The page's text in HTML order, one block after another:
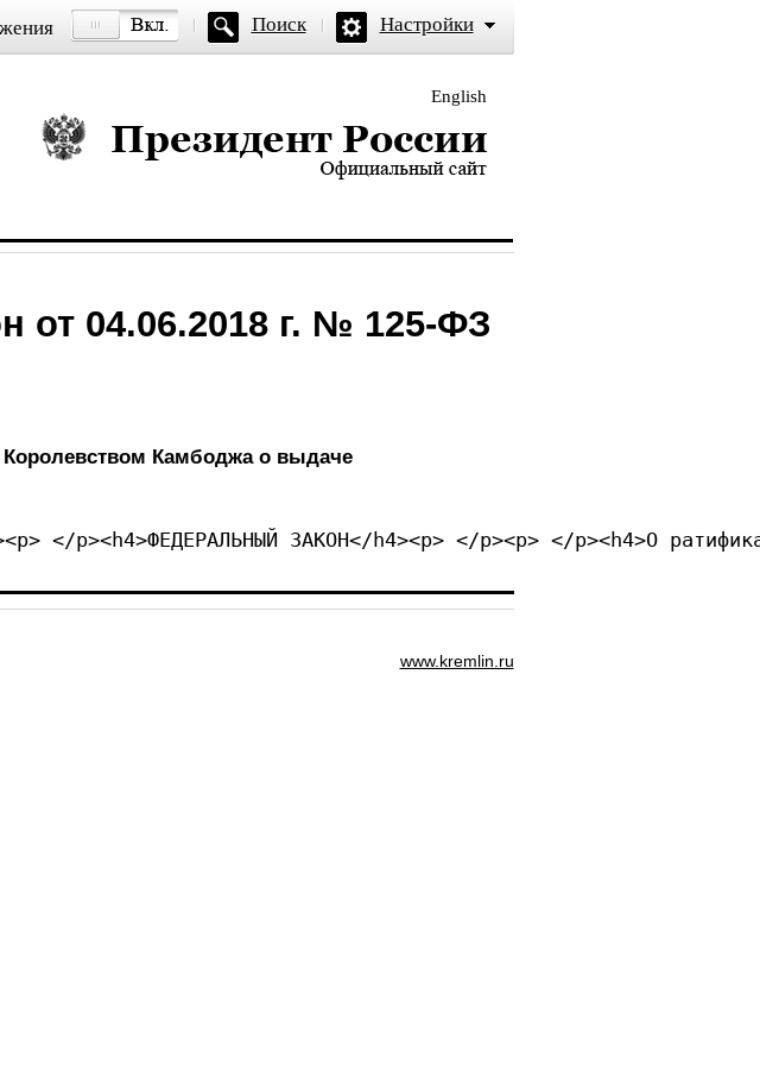
Поиск Настройки
English
Президент России — официальный сайт
от 04.06.2018 г. № 125-ФЗ
Камбоджа о выдаче
</p><h4>ФЕДЕРАЛЬНЫЙ ЗАКОН</h4><p> </p><p> </p><h4>О
www.kremlin.ru